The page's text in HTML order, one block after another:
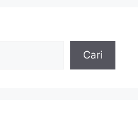
Cari